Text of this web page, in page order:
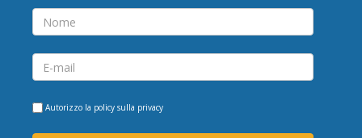
Autorizzo la policy sulla privacy